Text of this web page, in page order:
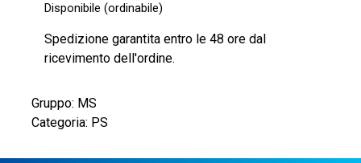
Disponibile (ordinabile)
Spedizione garantita entro le 48 ore dal
ricevimento dell'ordine.
Gruppo: MS
Categoria: PS